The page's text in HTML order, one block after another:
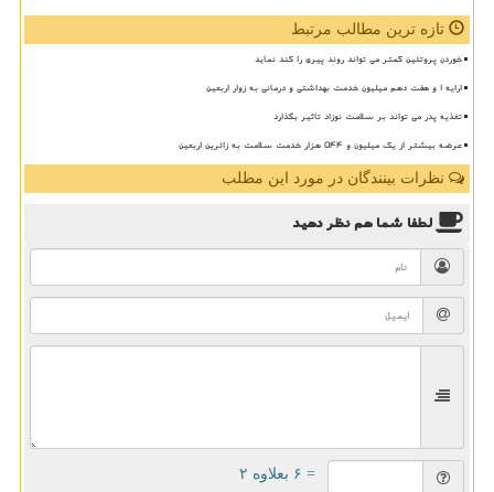
تازه ترین مطالب مرتبط
خوردن پروتئین کمتر می تواند روند پیری را کند نماید
ارایه ۱ و هفت دهم میلیون خدمت بهداشتی و درمانی به زوار اربعین
تغذیه پدر می تواند بر سلامت نوزاد تاثیر بگذارد
عرضه بیشتر از یک میلیون و ۵۴۴ هزار خدمت سلامت به زائرین اربعین
نظرات بینندگان در مورد این مطلب
لطفا شما همنظر دهید
= ۶ بعلاوه ۲